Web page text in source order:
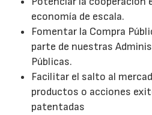
economía de escala.
Fomentar la Compra
parte de nuestras
Públicas.
Facilitar el salto al
productos o acciones
patentadas